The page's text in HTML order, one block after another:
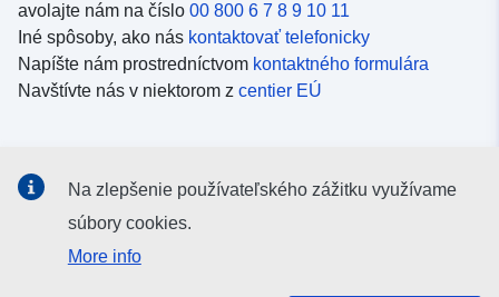
avolajte nám na číslo 00 800 6 7 8 9 10 11
Iné spôsoby, ako nás kontaktovať telefonicky
Napíšte nám prostredníctvom kontaktného formulára
Navštívte nás v niektorom z centier EÚ
Kanály EÚ nasociálnych médiách
Na zlepšenie používateľského zážitku využívame
súbory cookies.
More info